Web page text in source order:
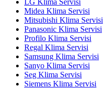
Midea Klima Servisi
Mitsubishi Klima Servisi
Panasonic Klima Servisi
Profilo Klima Servisi
Regal Klima Servisi
Samsung Klima Servisi
Sanyo Klima Servisi
Seg Klima Servisi
Siemens Klima Servisi